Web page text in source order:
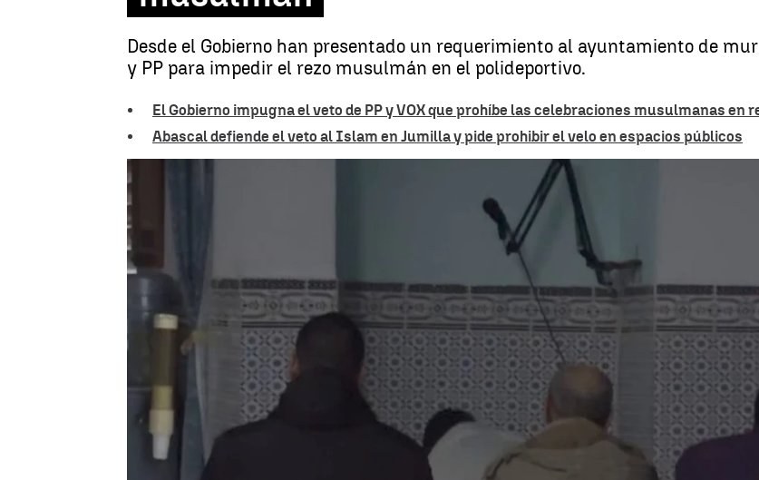
Desde el Gobierno han presentado un requerimiento al ayuntamiento de
y PP para impedir el rezo musulmán en el polideportivo.
El Gobierno impugna el veto de PP y VOX que prohíbe las celebraciones musulmanas en
Abascal defiende el veto al Islam en Jumilla y pide prohibir el velo en espacios públicos
El Ayuntamiento de Jumilla
David Ávila
Publicado: WhatsappFacebook